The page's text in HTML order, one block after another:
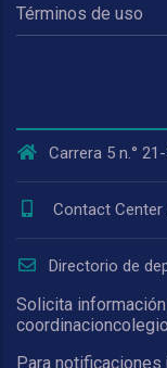
Términos de uso
Carrera 5 n.°
Contact Center
Directorio de
Solicita
Para